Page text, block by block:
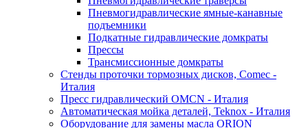
Пневмогидравлические ямные-канавные
подъемники
Подкатные гидравлические домкраты
Прессы
Трансмиссионные домкраты
Стенды проточки тормозных дисков, Comec -
Италия
Пресс гидравлический OMCN - Италия
Автоматическая мойка деталей, Teknox - Италия
Оборудование для замены масла ORION